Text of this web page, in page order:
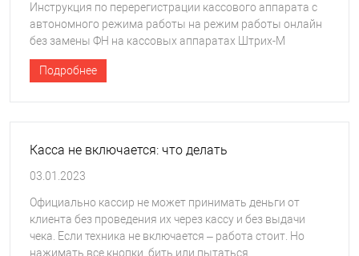
Инструкция по перерегистрации кассового аппарата с
автономного режима работы на режим работы онлайн
без замены ФН на кассовых аппаратах Штрих-М
Подробнее
Касса не включается: что делать
03.01.2023
Официально кассир не может принимать деньги от
клиента без проведения их через кассу и без выдачи
чека. Если техника не включается – работа стоит. Но
нажимать все кнопки, бить или пытаться